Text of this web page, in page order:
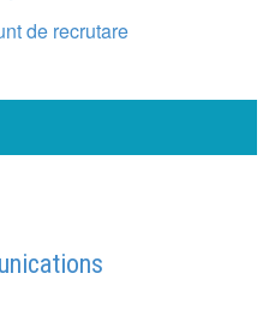
de recrutare